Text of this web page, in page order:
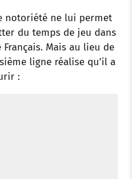
notoriété ne lui permet
du temps de jeu dans
Mais au lieu de
ligne réalise qu’il a
: